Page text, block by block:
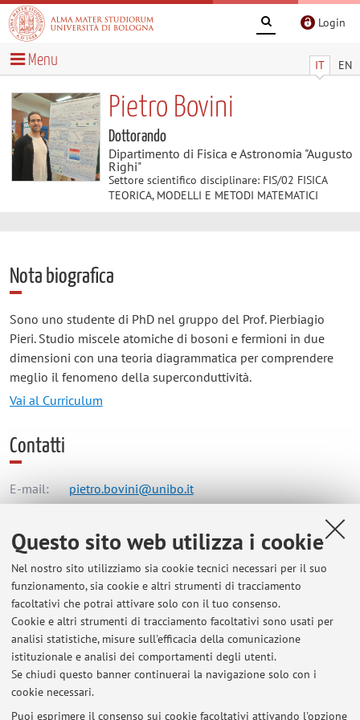
Questo sito web utilizza i cookie
Nel nostro sito utilizziamo sia cookie tecnici necessari per il suo
funzionamento, sia cookie e altri strumenti di tracciamento
facoltativi che potrai attivare solo con il tuo consenso.
Cookie e altri strumenti di tracciamento facoltativi sono usati per
analisi statistiche, misure sull'efficacia della comunicazione
istituzionale e analisi dei comportamenti degli utenti.
Se chiudi questo banner continuerai la navigazione solo con i
cookie necessari.
Puoi esprimere il consenso sui cookie facoltativi attivando l'opzione
Login
IT EN
Menu
Pietro Bovini
Dottorando
Dipartimento di Fisica e Astronomia "Augusto
Righi"
Settore scientifico disciplinare: FIS/02 FISICA
TEORICA, MODELLI E METODI MATEMATICI
Nota biografica
Sono uno studente di PhD nel gruppo del Prof. Pierbiagio
Pieri. Studio miscele atomiche di bosoni e fermioni in due
dimensioni con una teoria diagrammatica per comprendere
meglio il fenomeno della superconduttività.
Vai al Curriculum
Contatti
E-mail: pietro.bovini@unibo.it
Dipartimento di Fisica e Astronomia "Augusto Righi"
Viale Berti Pichat 6/2, Bologna -Vai alla mappa
Risorse in rete
ORCID